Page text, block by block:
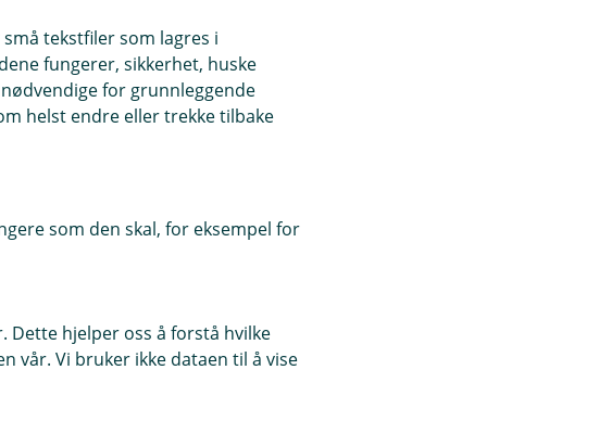
tekstfiler som lagres i
fungerer, sikkerhet, huske
for grunnleggende
helst endre eller trekke tilbake
som den skal, for eksempel for
Dette hjelper oss å forstå hvilke
vår. Vi bruker ikke dataen til å vise